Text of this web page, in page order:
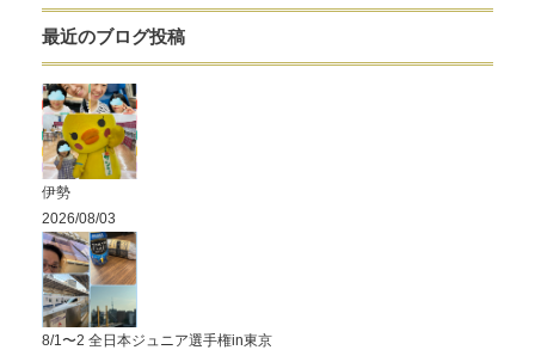
最近のブログ投稿
伊勢
2026/08/03
8/1〜2 全日本ジュニア選手権in東京